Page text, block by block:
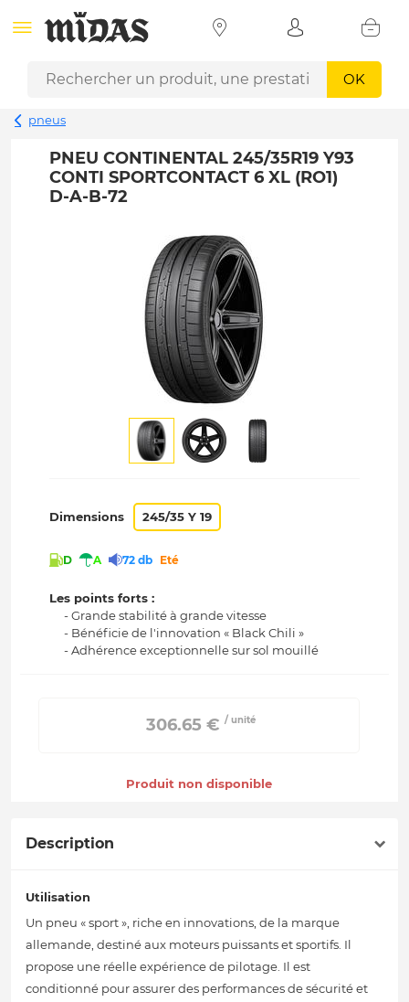
OK
pneus
PNEU CONTINENTAL 245/35R19 Y93
CONTI SPORTCONTACT 6 XL (RO1)
D-A-B-72
Dimensions 245/35 Y 19
D A 72 db Eté
Les points forts :
- Grande stabilité à grande vitesse
- Bénéficie de l'innovation « Black Chili »
- Adhérence exceptionnelle sur sol mouillé
306.65 € / unité
Produit non disponible
Description
Utilisation
Un pneu « sport », riche en innovations, de la marque
allemande, destiné aux moteurs puissants et sportifs. Il
propose une réelle expérience de pilotage. Il est
conditionné pour assurer des performances de sécurité et